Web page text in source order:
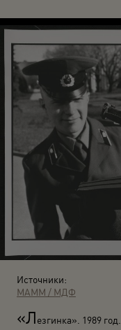
Источники:
МАММ / МДФ
«Лезгинка». 1989 год.